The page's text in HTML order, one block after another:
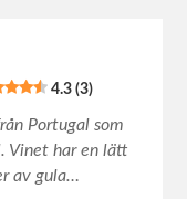
4.3 (3)
Portugal som
Vinet har en lätt
av gula…